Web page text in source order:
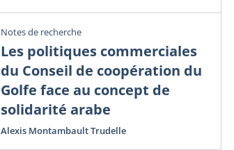
Notes de recherche
Les politiques commerciales
du Conseil de coopération du
Golfe face au concept de
solidarité arabe
Alexis Montambault Trudelle